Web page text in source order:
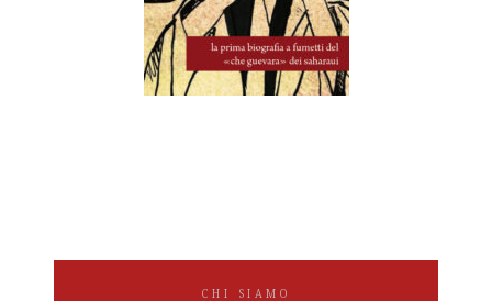
CHI SIAMO